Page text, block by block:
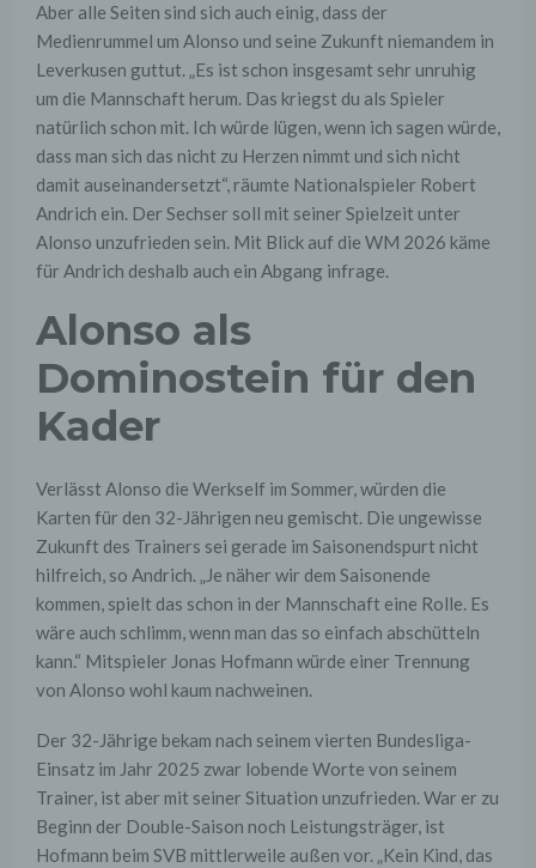
Aber alle Seiten sind sich auch einig, dass der
Medienrummel um Alonso und seine Zukunft niemandem in
Leverkusen guttut. „Es ist schon insgesamt sehr unruhig
um die Mannschaft herum. Das kriegst du als Spieler
natürlich schon mit. Ich würde lügen, wenn ich sagen würde,
dass man sich das nicht zu Herzen nimmt und sich nicht
damit auseinandersetzt“, räumte Nationalspieler Robert
Andrich ein. Der Sechser soll mit seiner Spielzeit unter
Alonso unzufrieden sein. Mit Blick auf die WM 2026 käme
für Andrich deshalb auch ein Abgang infrage.
Alonso als
Dominostein für den
Kader
Verlässt Alonso die Werkself im Sommer, würden die
Karten für den 32-Jährigen neu gemischt. Die ungewisse
Zukunft des Trainers sei gerade im Saisonendspurt nicht
hilfreich, so Andrich. „Je näher wir dem Saisonende
kommen, spielt das schon in der Mannschaft eine Rolle. Es
wäre auch schlimm, wenn man das so einfach abschütteln
kann.“ Mitspieler Jonas Hofmann würde einer Trennung
von Alonso wohl kaum nachweinen.
Der 32-Jährige bekam nach seinem vierten Bundesliga-
Einsatz im Jahr 2025 zwar lobende Worte von seinem
Trainer, ist aber mit seiner Situation unzufrieden. War er zu
Beginn der Double-Saison noch Leistungsträger, ist
Hofmann beim SVB mittlerweile außen vor. „Kein Kind, das